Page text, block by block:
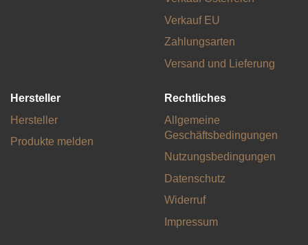
Verkauf EU
Zahlungsarten
Versand und Lieferung
Hersteller
Hersteller
Produkte melden
Rechtliches
Allgemeine
Geschäftsbedingungen
Nutzungsbedingungen
Datenschutz
Widerruf
Impressum